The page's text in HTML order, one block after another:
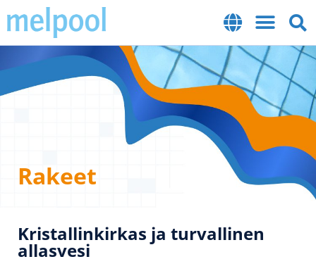
Rakeet
Kristallinkirkas ja turvallinen
allasvesi